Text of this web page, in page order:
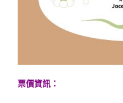
票價資訊：